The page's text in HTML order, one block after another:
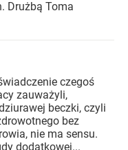
Drużbą Toma
czegoś
zauważyli,
beczki, czyli
bez
nie ma sensu.
dodatkowej...